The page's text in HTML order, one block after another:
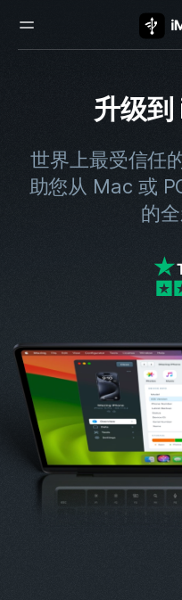
升级
世界上最受信任
助您从 Mac 或
的全